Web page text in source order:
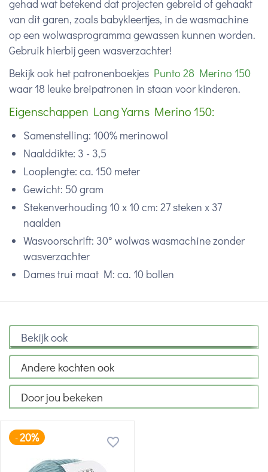
gehad wat betekend dat projecten gebreid of gehaakt
van dit garen, zoals babykleertjes, in de wasmachine
op een wolwasprogramma gewassen kunnen worden.
Gebruik hierbij geen wasverzachter!
Bekijk ook het patronenboekjes Punto 28 Merino 150
waar 18 leuke breipatronen in staan voor kinderen.
Eigenschappen Lang Yarns Merino 150:
Samenstelling: 100% merinowol
Naalddikte: 3 - 3,5
Looplengte: ca. 150 meter
Gewicht: 50 gram
Stekenverhouding 10 x 10 cm: 27 steken x 37
naalden
Wasvoorschrift: 30° wolwas wasmachine zonder
wasverzachter
Dames trui maat M: ca. 10 bollen
Bekijk ook
Andere kochten ook
Door jou bekeken
-20%